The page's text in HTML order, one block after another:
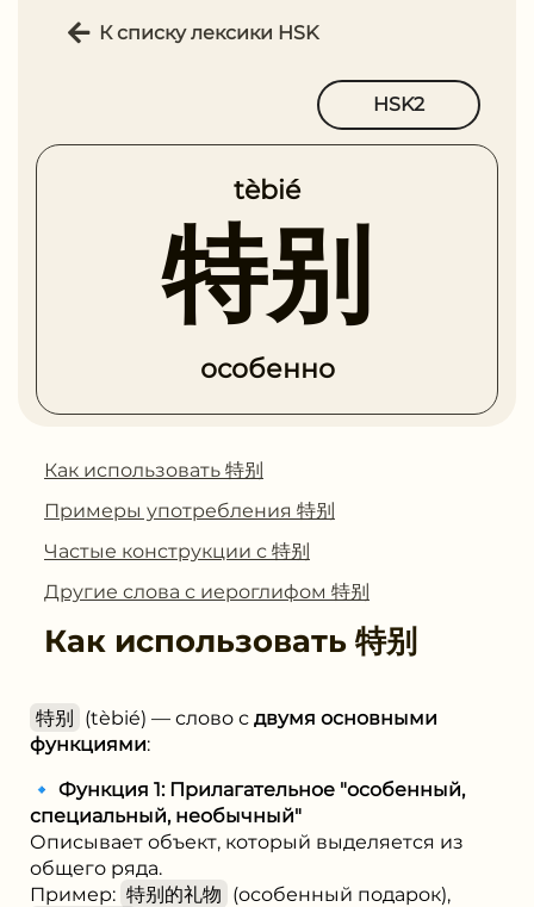
К списку лексики HSK
HSK2
tèbié
特别
особенно
Как использовать 特别
Примеры употребления 特别
Частые конструкции с 特别
Другие слова с иероглифом 特别
Как использовать 特别
特别 (tèbié) — слово с двумя основными
функциями:
🔹 Функция 1: Прилагательное "особенный,
специальный, необычный"
Описывает объект, который выделяется из
общего ряда.
Пример: 特别的礼物 (особенный подарок),